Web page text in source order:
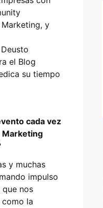
y
el Blog
su tiempo
cada vez
Marketing
y muchas
impulso
nos
la